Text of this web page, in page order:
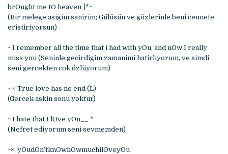
brOught me tO heaven ]*~
(Bir melege asigim sanirim; Gülüsün ve gözlerinle beni cennete
eristiriyorsun)
~ I remember all the time that i had with yOu, and nOw I really
miss you (Seninle gecirdigim zamanimi hatirliyorum, ve simdi
seni gercekten cok özlüyorum)
~ × True love has no end (L)
(Gercek askin sonu yoktur)
~ I hate that I lOve yOu__ *
(Nefret ediyorum seni sevmemden)
~×; yOudOn’tknOwhOwmuchilOveyOu